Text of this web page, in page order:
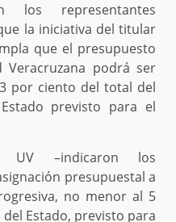
los representantes
la iniciativa del titular
que el presupuesto
Veracruzana podrá ser
por ciento del total del
previsto para el
–indicaron los
presupuestal a
no menor al 5
Estado, previsto para